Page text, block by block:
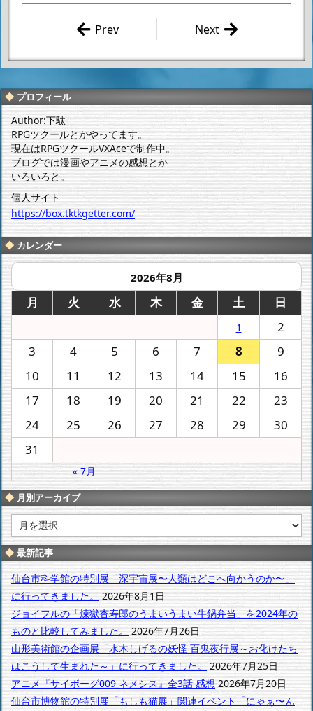
イナルファン
rlude 攻略日
記 3日目
Next
09 VS デビル
OWN 第1
話」 感想
Prev
プロフィール
Author:下駄
RPGツクールとかやってます。
現在はRPGツクールVXAceで制作中。
ブログでは漫画やアニメの感想とか
いろいろと。
個人サイト
https://box.tktkgetter.com/
カレンダー
2026年8月
月 火 水 木 金 土 日
1
2
3
4 5 6 7 8
9
10
11 12 13 14 15
16
17
18 19 20 21 22
23
24
25 26 27 28 29
30
31
« 7月
月別アーカイブ
別
ア
ー
カ
イ
ブ
最新記事
仙台市科学館の特別展「深宇宙展〜人類はどこへ向かうのか〜」
に行ってきました。
2026年8月1日
ジョイフルの「煉獄杏寿郎のうまいうまい牛鍋弁当」を2024年の
ものと比較してみました。 2026年7月26日
山形美術館の企画展「水木しげるの妖怪 百鬼夜行展～お化けたち
はこうして生まれた～」に行ってきました。 2026年7月25日
アニメ『サイボーグ009 ネメシス』全3話 感想 2026年7月20日
仙台市博物館の特別展「もしも猫展」関連イベント「にゃぁ〜ん